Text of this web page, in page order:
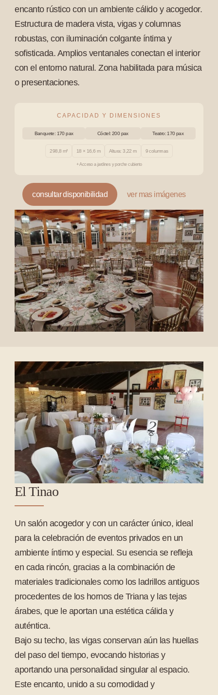
encanto rústico con un ambiente cálido y acogedor.
Estructura de madera vista, vigas y columnas
robustas, con iluminación colgante íntima y
sofisticada. Amplios ventanales conectan el interior
con el entorno natural. Zona habilitada para música
o presentaciones.
CAPACIDAD Y DIMENSIONES
Banquete: 170 pax Cóctel: 200 pax Teatro: 170 pax
298,8 m² 18 × 16,6 m Altura: 3,22 m 9 columnas
+ Acceso a jardines y porche cubierto
consultar disponibilidad ver mas imágenes
El Tinao
Un salón acogedor y con un carácter único, ideal
para la celebración de eventos privados en un
ambiente íntimo y especial. Su esencia se refleja
en cada rincón, gracias a la combinación de
materiales tradicionales como los ladrillos antiguos
procedentes de los hornos de Triana y las tejas
árabes, que le aportan una estética cálida y
auténtica.
Bajo su techo, las vigas conservan aún las huellas
del paso del tiempo, evocando historias y
aportando una personalidad singular al espacio.
Este encanto, unido a su comodidad y